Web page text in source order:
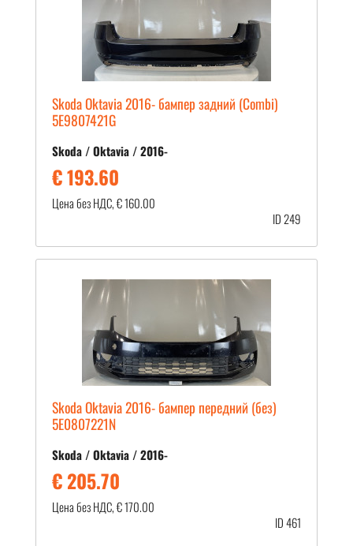
Skoda Oktavia 2016- бампер задний (Combi)
5E9807421G
Skoda / Oktavia / 2016-
€ 193.60
Цена без НДС, € 160.00
ID 249
Skoda Oktavia 2016- бампер передний (без)
5E0807221N
Skoda / Oktavia / 2016-
€ 205.70
Цена без НДС, € 170.00
ID 461